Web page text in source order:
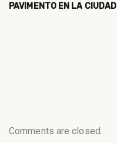
PAVIMENTO EN LA CIUDAD
Comments are closed.